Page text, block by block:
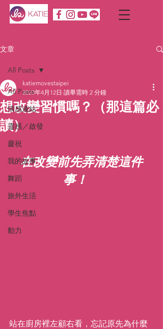
文章
All Posts
情感連結
靈感／啟發
慶祝
我的故事
舞蹈
旅外生活
學生焦點
動力
All Posts
想改變習慣嗎？（那這篇必
讀）
katiemovestaipei
2023年4月12日 讀畢需時 2 分鐘
在改變前先弄清楚這件
事！
站在廚房裡左顧右看，忘記原先為什麼